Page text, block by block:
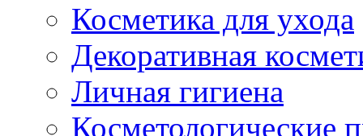
Косметика для ухода
Декоративная
Личная гигиена
Косметологические